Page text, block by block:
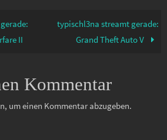
II
typischl3na streamt gerade:
Grand Theft Auto V
Kommentar
um einen Kommentar abzugeben.